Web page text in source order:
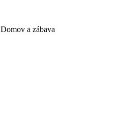
Domov a zábava